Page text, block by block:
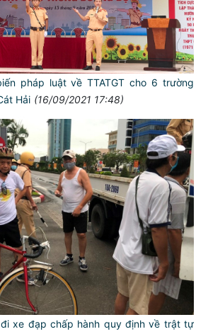
pháp luật về TTATGT cho 6 trường
Hải (16/09/2021 17:48)
xe đạp chấp hành quy định về trật tự